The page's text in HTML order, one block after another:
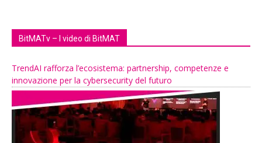
BitMATv – I video di BitMAT
TrendAI rafforza l’ecosistema: partnership, competenze e
innovazione per la cybersecurity del futuro